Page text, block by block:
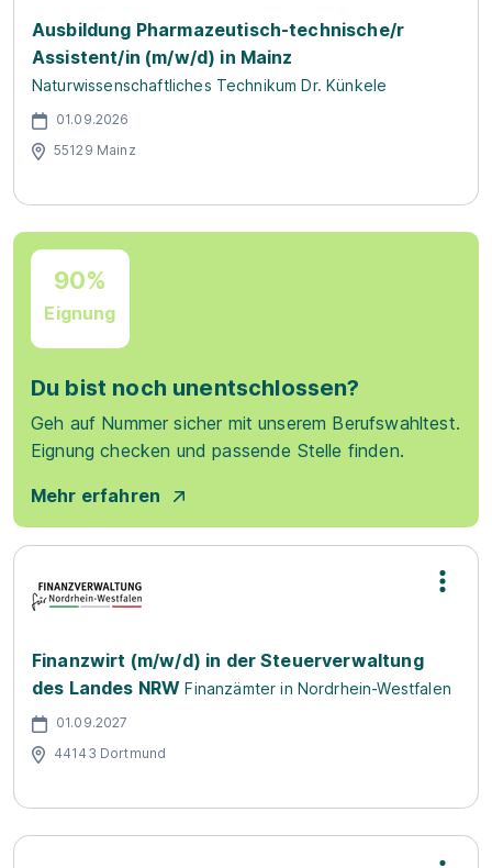
Ausbildung Pharmazeutisch-technische/r
Assistent/in (m/w/d) in Mainz
Naturwissenschaftliches Technikum Dr. Künkele
01.09.2026
55129 Mainz
90%
Eignung
Du bist noch unentschlossen?
Geh auf Nummer sicher mit unserem Berufswahltest.
Eignung checken und passende Stelle finden.
Mehr erfahren
Finanzwirt (m/w/d) in der Steuerverwaltung
des Landes NRW Finanzämter in Nordrhein-Westfalen
01.09.2027
44143 Dortmund